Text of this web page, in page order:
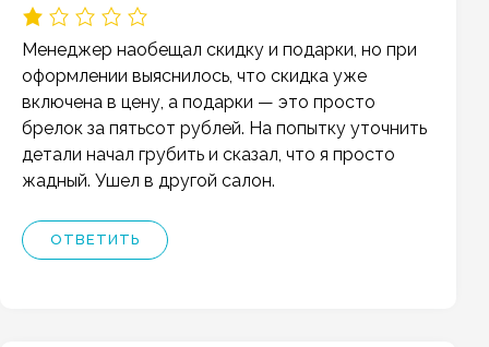
Менеджер наобещал скидку и подарки, но при
оформлении выяснилось, что скидка уже
включена в цену, а подарки — это просто
брелок за пятьсот рублей. На попытку уточнить
детали начал грубить и сказал, что я просто
жадный. Ушел в другой салон.
ОТВЕТИТЬ